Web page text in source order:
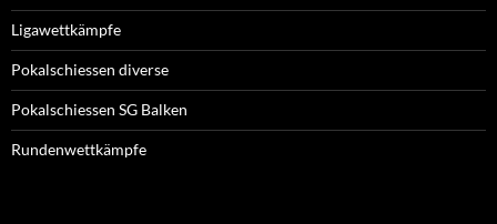
Ligawettkämpfe
Pokalschiessen diverse
Pokalschiessen SG Balken
Rundenwettkämpfe